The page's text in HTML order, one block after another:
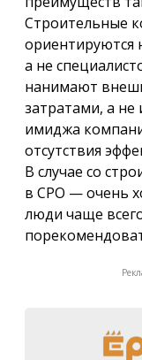
Строительные
ориентируются
а не
нанимают
затратами, а
имиджа
отсутствия
В случае со
в СРО — очень
люди чаще